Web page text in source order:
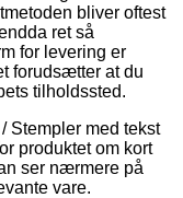
bliver oftest
ret så
for levering er
forudsætter at du
tilholdssted.
Stempler med tekst
produktet om kort
ser nærmere på
vare.